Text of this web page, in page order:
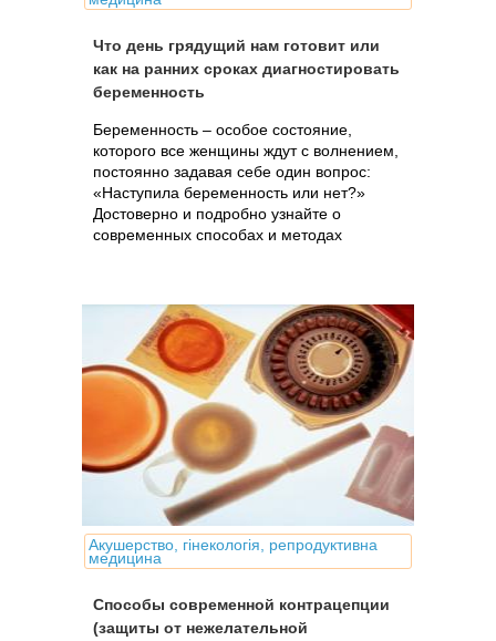
Что день грядущий нам готовит или
как на ранних сроках диагностировать
беременность
Беременность – особое состояние,
которого все женщины ждут с волнением,
постоянно задавая себе один вопрос:
«Наступила беременность или нет?»
Достоверно и подробно узнайте о
современных способах и методах
Акушерство, гінекологія, репродуктивна
медицина
Способы современной контрацепции
(защиты от нежелательной